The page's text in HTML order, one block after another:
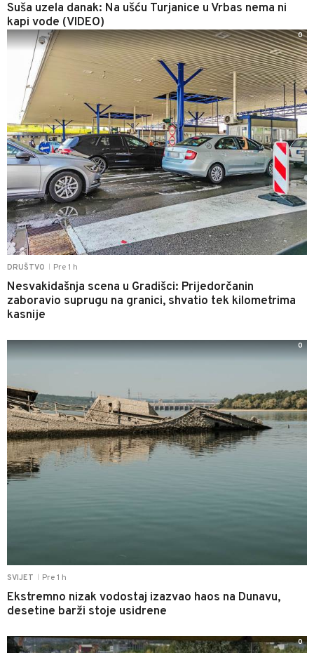
Suša uzela danak: Na ušću Turjanice u Vrbas nema ni
kapi vode (VIDEO)
DRUŠTVO Pre 1 h
Nesvakidašnja scena u Gradišci: Prijedorčanin
zaboravio suprugu na granici, shvatio tek kilometrima
kasnije
0
SVIJET Pre 1 h
Ekstremno nizak vodostaj izazvao haos na Dunavu,
desetine barži stoje usidrene
0
0